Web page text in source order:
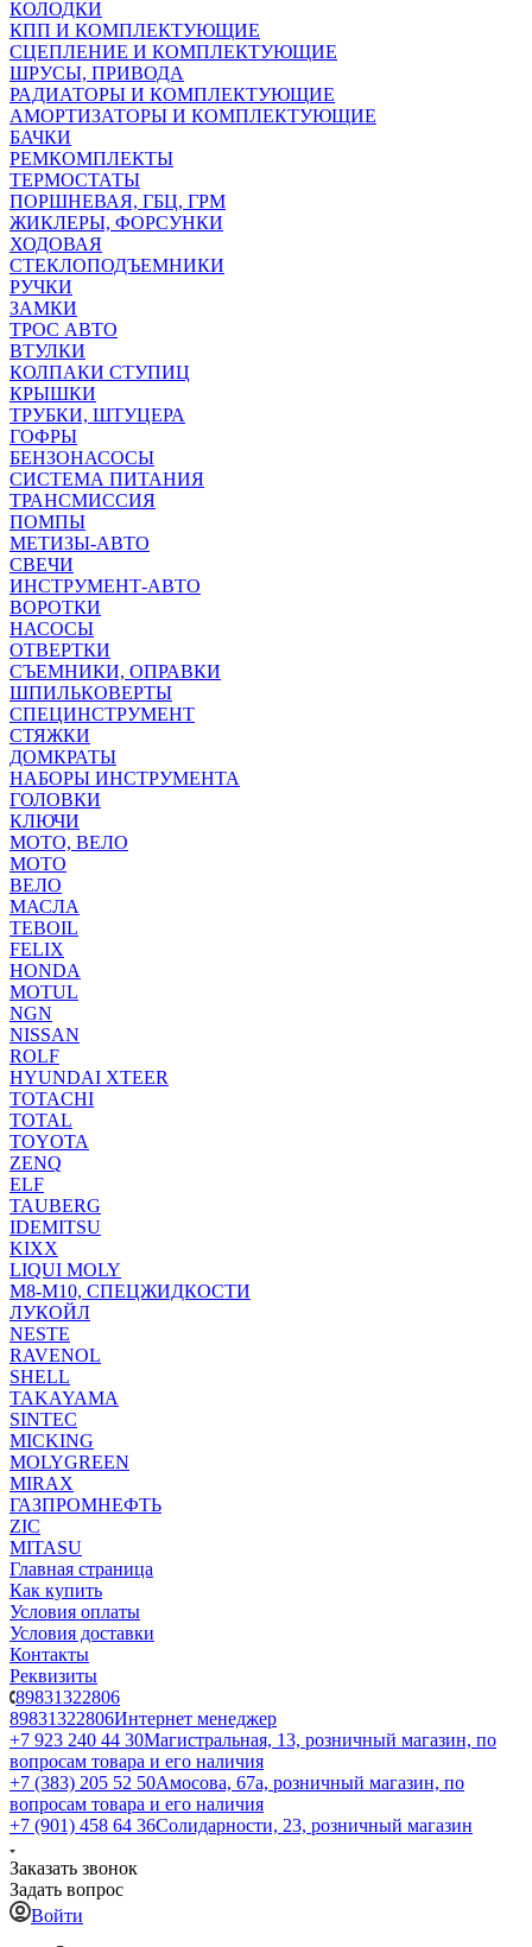
КОЛОДКИ
КПП И КОМПЛЕКТУЮЩИЕ
СЦЕПЛЕНИЕ И КОМПЛЕКТУЮЩИЕ
ШРУСЫ, ПРИВОДА
РАДИАТОРЫ И КОМПЛЕКТУЮЩИЕ
АМОРТИЗАТОРЫ И КОМПЛЕКТУЮЩИЕ
БАЧКИ
РЕМКОМПЛЕКТЫ
ТЕРМОСТАТЫ
ПОРШНЕВАЯ, ГБЦ, ГРМ
ЖИКЛЕРЫ, ФОРСУНКИ
ХОДОВАЯ
СТЕКЛОПОДЪЕМНИКИ
РУЧКИ
ЗАМКИ
ТРОС АВТО
ВТУЛКИ
КОЛПАКИ СТУПИЦ
КРЫШКИ
ТРУБКИ, ШТУЦЕРА
ГОФРЫ
БЕНЗОНАСОСЫ
СИСТЕМА ПИТАНИЯ
ТРАНСМИССИЯ
ПОМПЫ
МЕТИЗЫ-АВТО
СВЕЧИ
ИНСТРУМЕНТ-АВТО
ВОРОТКИ
НАСОСЫ
ОТВЕРТКИ
СЪЕМНИКИ, ОПРАВКИ
ШПИЛЬКОВЕРТЫ
СПЕЦИНСТРУМЕНТ
СТЯЖКИ
ДОМКРАТЫ
НАБОРЫ ИНСТРУМЕНТА
ГОЛОВКИ
КЛЮЧИ
МОТО, ВЕЛО
МОТО
ВЕЛО
МАСЛА
TEBOIL
FELIX
HONDA
MOTUL
NGN
NISSAN
ROLF
HYUNDAI XTEER
TOTACHI
TOTAL
TOYOTA
ZENQ
ELF
TAUBERG
IDEMITSU
KIXX
LIQUI MOLY
М8-М10, СПЕЦЖИДКОСТИ
ЛУКОЙЛ
NESTE
RAVENOL
SHELL
TAKAYAMA
SINTEC
MICKING
MOLYGREEN
MIRAX
ГАЗПРОМНЕФТЬ
ZIC
MITASU
Главная страница
Как купить
Условия оплаты
Условия доставки
Контакты
Реквизиты
89831322806
89831322806Интернет менеджер
+7 923 240 44 30​Магистральная, 13, розничный магазин, по
вопросам товара и его наличия
+7 (383) 205 52 50Амосова, 67а, розничный магазин, по
вопросам товара и его наличия
+7 (901) 458 64 36Солидарности, 23, розничный магазин
Заказать звонок
Задать вопрос
Войти